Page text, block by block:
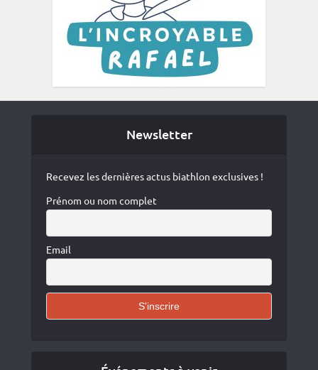
Newsletter
Recevez les dernières actus biathlon exclusives !
Prénom ou nom complet
Email